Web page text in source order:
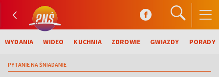
WYDANIA WIDEO KUCHNIA ZDROWIE GWIAZDY PORADY
PYTANIE NA ŚNIADANIE